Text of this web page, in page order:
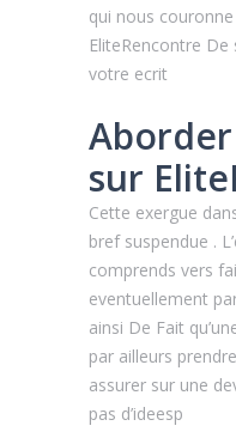
qui nous
EliteRencontre
votre ecrit
sur
Cette exergue
bref suspendue .
comprends vers
eventuellement
ainsi De Fait
par ailleurs
assurer sur une
pas d’ideesp